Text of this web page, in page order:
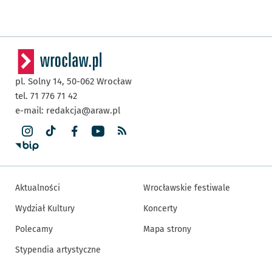
pl. Solny 14, 50-062 Wrocław
tel. 71 776 71 42
e-mail: redakcja@araw.pl
Aktualności
Wydział Kultury
Polecamy
Stypendia artystyczne
Wrocławskie festiwale
Koncerty
Mapa strony